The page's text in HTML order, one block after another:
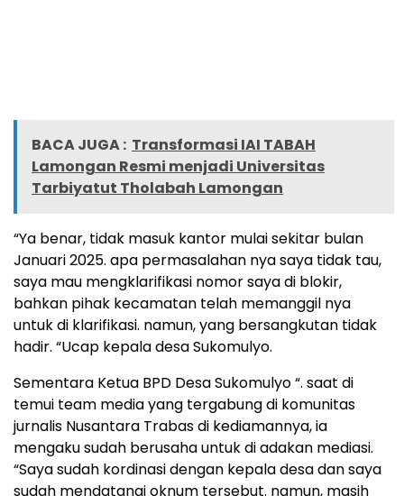
BACA JUGA : Transformasi IAI TABAH
Lamongan Resmi menjadi Universitas
Tarbiyatut Tholabah Lamongan
“Ya benar, tidak masuk kantor mulai sekitar bulan
Januari 2025. apa permasalahan nya saya tidak tau,
saya mau mengklarifikasi nomor saya di blokir,
bahkan pihak kecamatan telah memanggil nya
untuk di klarifikasi. namun, yang bersangkutan tidak
hadir. “Ucap kepala desa Sukomulyo.
Sementara Ketua BPD Desa Sukomulyo “. saat di
temui team media yang tergabung di komunitas
jurnalis Nusantara Trabas di kediamannya, ia
mengaku sudah berusaha untuk di adakan mediasi.
“Saya sudah kordinasi dengan kepala desa dan saya
sudah mendatangi oknum tersebut. namun, masih